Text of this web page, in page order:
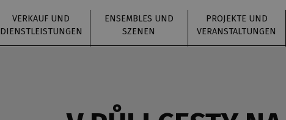
VERKAUF UND
DIENSTLEISTUNGEN
ENSEMBLES UND
SZENEN
PROJEKTE UND
VERANSTALTUNGEN